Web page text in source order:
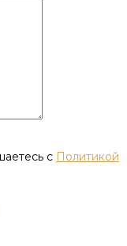
с Политикой